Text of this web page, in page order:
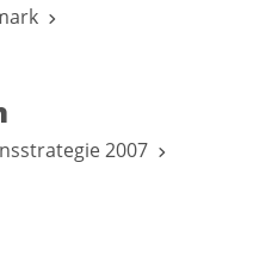
2007